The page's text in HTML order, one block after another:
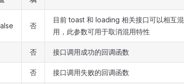
否
目前 toast 和 loading 相关接口可以相互混
用，此参数可用于取消混用特性
否 接口调用成功的回调函数
否 接口调用失败的回调函数